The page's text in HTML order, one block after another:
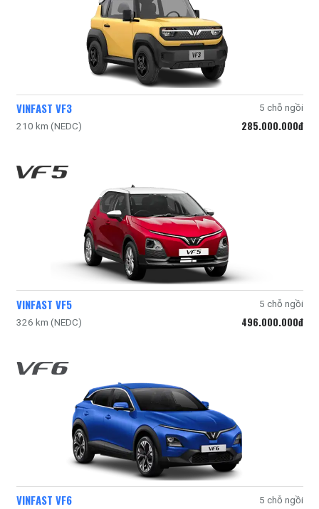
VINFAST VF3
5 chỗ ngồi
210 km (NEDC)
285.000.000đ
VINFAST VF5
5 chỗ ngồi
326 km (NEDC)
496.000.000đ
VINFAST VF6
5 chỗ ngồi